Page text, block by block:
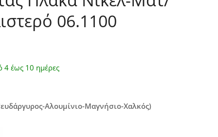
06.1100
4 έως 10 ημέρες
Αλουμίνιο-Μαγνήσιο-Χαλκός)